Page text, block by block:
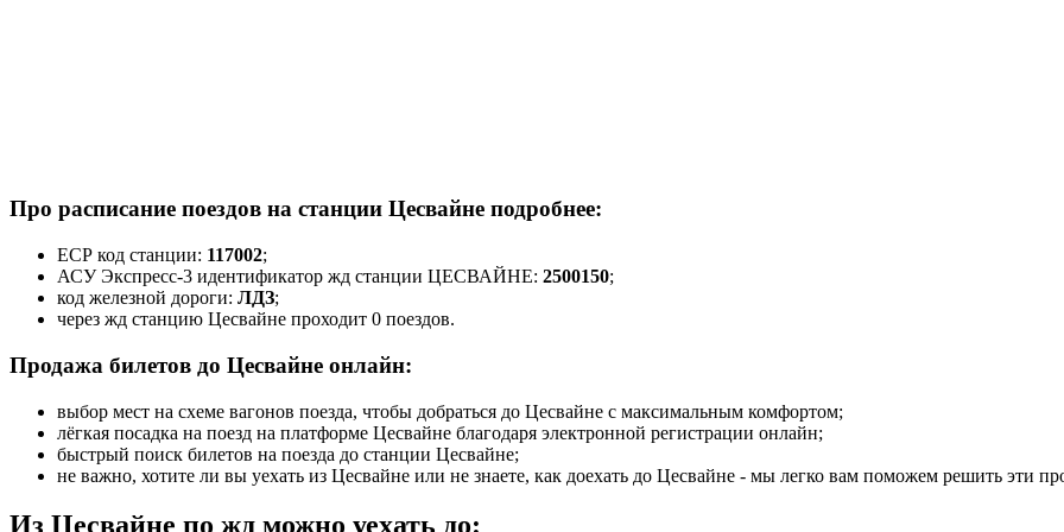
Про расписание поездов на станции Цесвайне подробнее:
ЕСР код станции: 117002;
АСУ Экспресс-3 идентификатор жд станции ЦЕСВАЙНЕ: 2500150;
код железной дороги: ЛДЗ;
через жд станцию Цесвайне проходит 0 поездов.
Продажа билетов до Цесвайне онлайн:
выбор мест на схеме вагонов поезда, чтобы добраться до Цесвайне с максимальным комфортом;
лёгкая посадка на поезд на платформе Цесвайне благодаря электронной регистрации онлайн;
быстрый поиск билетов на поезда до станции Цесвайне;
не важно, хотите ли вы уехать из Цесвайне или не знаете, как доехать до Цесвайне - мы легко вам поможем решить эти
Из Цесвайне по жд можно уехать до: